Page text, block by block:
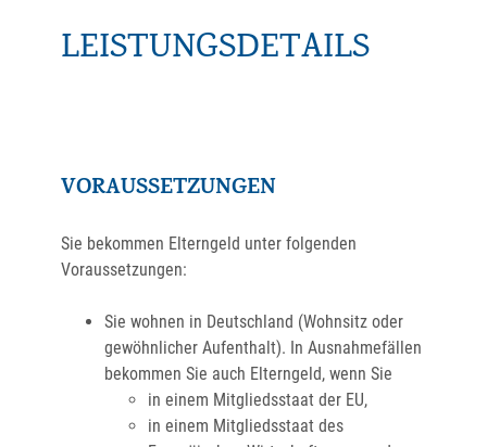
LEISTUNGSDETAILS
VORAUSSETZUNGEN
Sie bekommen Elterngeld unter folgenden
Voraussetzungen:
Sie wohnen in Deutschland (Wohnsitz oder
gewöhnlicher Aufenthalt). In Ausnahmefällen
bekommen Sie auch Elterngeld, wenn Sie
in einem Mitgliedsstaat der EU,
in einem Mitgliedsstaat des